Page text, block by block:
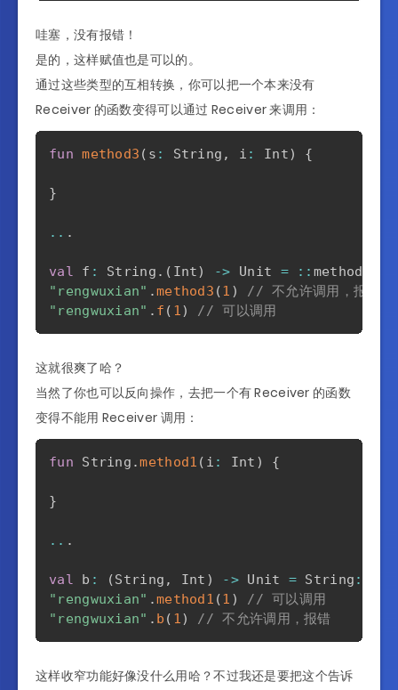
哇塞，没有报错！
是的，这样赋值也是可以的。
通过这些类型的互相转换，你可以把一个本来没有
Receiver 的函数变得可以通过 Receiver 来调用：
fun method3 ( s : String , i : Int) {
}
.. .
val f : String . ( Int) -> Unit = ::
"rengwuxian" .method3 (1 )
// 不允许调用，报错
"rengwuxian" . f ( 1) // 可以调用
这就很爽了哈？
当然了你也可以反向操作，去把一个有 Receiver 的函数
变得不能用 Receiver 调用：
fun String .method1 ( i : Int ) {
}
.. .
val b : (String , Int ) -> Unit = String ::
"rengwuxian" .method1 (1 )
// 可以调用
"rengwuxian" . b ( 1) // 不允许调用，报错
这样收窄功能好像没什么用哈？不过我还是要把这个告诉